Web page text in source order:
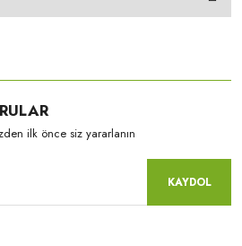
ilk önce siz yararlanın
KAYDOL